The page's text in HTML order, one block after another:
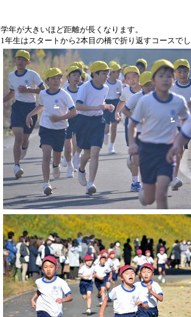
学年が大きいほど距離が長くなります。
1年生はスタートから2本目の橋で折り返すコースで